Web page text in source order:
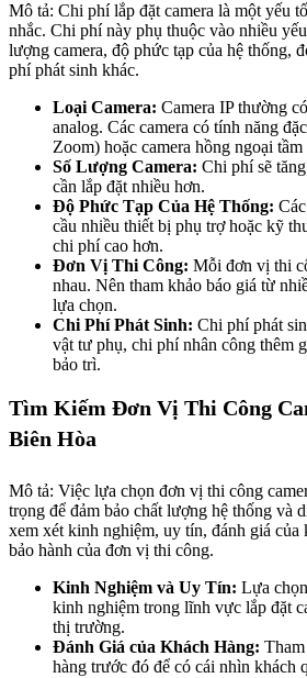
Mô tả: Chi phí lắp đặt camera là một yếu
nhắc. Chi phí này phụ thuộc vào nhiều
lượng camera, độ phức tạp của hệ thống,
phí phát sinh khác.
Loại Camera: Camera IP thường
analog. Các camera có tính năng
Zoom) hoặc camera hồng ngoại
Số Lượng Camera: Chi phí sẽ
cần lắp đặt nhiều hơn.
Độ Phức Tạp Của Hệ Thống:
cầu nhiều thiết bị phụ trợ hoặc kỹ
chi phí cao hơn.
Đơn Vị Thi Công: Mỗi đơn vị thi
nhau. Nên tham khảo báo giá từ
lựa chọn.
Chi Phí Phát Sinh: Chi phí phát
vật tư phụ, chi phí nhân công thêm
bảo trì.
Tìm Kiếm Đơn Vị Thi Công
Biên Hòa
Mô tả: Việc lựa chọn đơn vị thi công
trọng để đảm bảo chất lượng hệ thống và
xem xét kinh nghiệm, uy tín, đánh giá của
bảo hành của đơn vị thi công.
Kinh Nghiệm và Uy Tín: Lựa
kinh nghiệm trong lĩnh vực lắp đặt
thị trường.
Đánh Giá của Khách Hàng:
hàng trước đó để có cái nhìn khách